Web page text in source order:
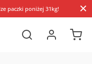
paczki poniżej 31kg!